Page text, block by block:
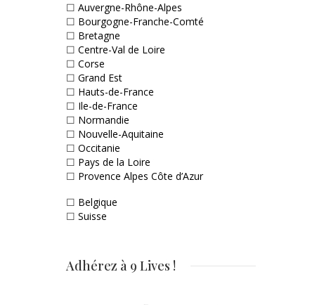
☐ Auvergne-Rhône-Alpes
☐ Bourgogne-Franche-Comté
☐ Bretagne
☐ Centre-Val de Loire
☐ Corse
☐ Grand Est
☐ Hauts-de-France
☐ Ile-de-France
☐ Normandie
☐ Nouvelle-Aquitaine
☐ Occitanie
☐ Pays de la Loire
☐ Provence Alpes Côte d’Azur
☐ Belgique
☐ Suisse
Adhérez à 9 Lives !